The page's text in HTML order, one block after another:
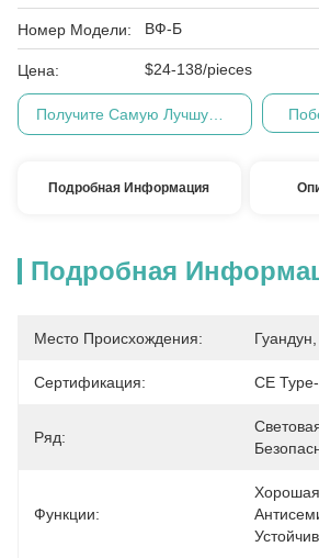
Номер Модели: ВФ-Б
Цена: $24-138/pieces
Подробная Информация
Подробная
Место Происхождения:
Сертификация: CE
Ряд:
Функции:
Хорошая